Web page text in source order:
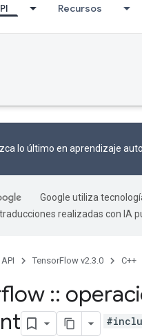
Recursos
lo último en aprendizaje
Google utiliza
realizadas con IA
API TensorFlow v2.3.0 C++
::